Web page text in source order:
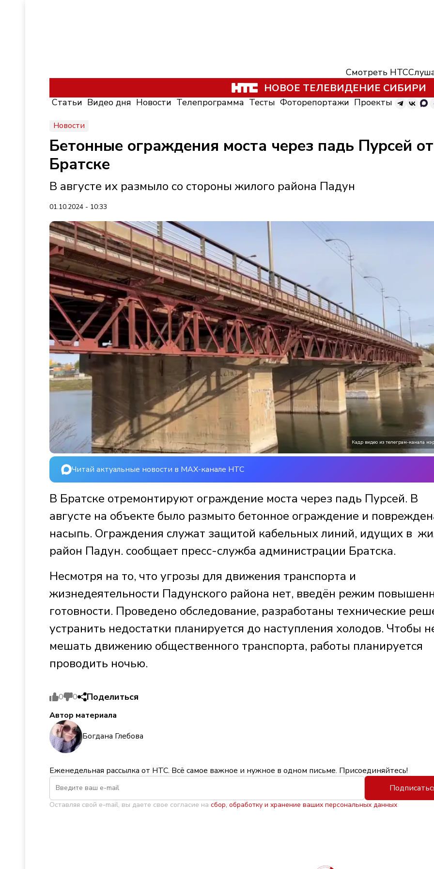
Смотреть НТС
НОВОЕ ТЕЛЕВИДЕНИЕ СИБИРИ
Статьи Видео дня Новости Телепрограмма Тесты Фоторепортажи Проекты
Новости
Бетонные ограждения моста через падь Пурсей
Братске
В августе их размыло со стороны жилого района Падун
01.10.2024 - 10:33
Кадр видео из телеграм-канала
Читай актуальные новости в MAX-канале НТС
В Братске отремонтируют ограждение моста через падь Пурсей. В
августе на объекте было размыто бетонное ограждение и
насыпь. Ограждения служат защитой кабельных линий, идущих в
район Падун. сообщает пресс-служба администрации Братска.
Несмотря на то, что угрозы для движения транспорта и
жизнедеятельности Падунского района нет, введён режим
готовности. Проведено обследование, разработаны технические
устранить недостатки планируется до наступления холодов. Чтобы
мешать движению общественного транспорта, работы планируется
проводить ночью.
0 0 Поделиться
Автор материала
Богдана Глебова
Еженедельная рассылка от НТС. Всё самое важное и нужное в одном письме. Присоединяйтесь!
Оставляя свой e-mail, вы даете свое согласие на сбор, обработку и хранение ваших персональных данных